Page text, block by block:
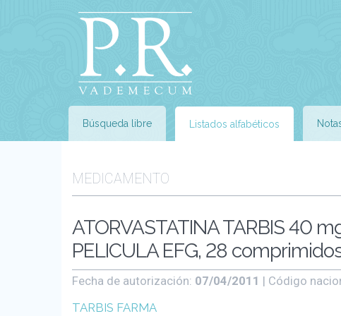
Búsqueda libre Listados alfabéticos
MEDICAMENTO
ATORVASTATINA TARBIS 40
PELICULA EFG, 28
Fecha de autorización: 07/04/2011 | Código
TARBIS FARMA